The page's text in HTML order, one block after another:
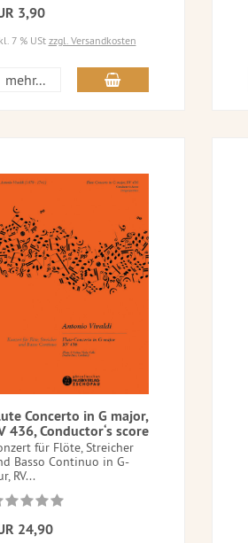
3,90
7 % USt zzgl. Versandkosten
mehr...
Concerto in G major,
436, Conductor‘s score
für Flöte, Streicher
Basso Continuo in G-
RV...
24,90